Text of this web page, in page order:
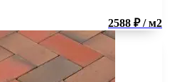
2588 ₽ / м2